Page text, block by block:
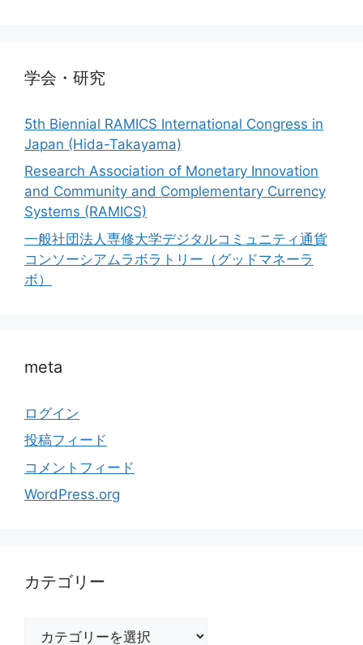
学会・研究
5th Biennial RAMICS International Congress in
Japan (Hida-Takayama)
Research Association of Monetary Innovation
and Community and Complementary Currency
Systems (RAMICS)
一般社団法人専修大学デジタルコミュニティ通貨
コンソーシアムラボラトリー（グッドマネーラ
ボ）
meta
ログイン
投稿フィード
コメントフィード
WordPress.org
カテゴリー